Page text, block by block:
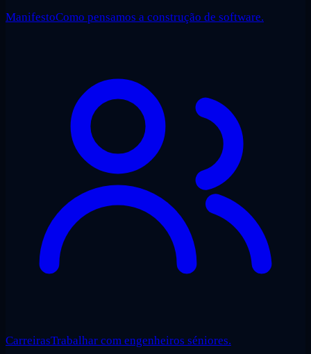
ManifestoComo pensamos a construção de software.
CarreirasTrabalhar com engenheiros séniores.